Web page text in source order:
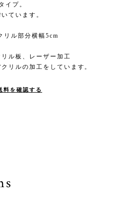
イプ。
ています。
リル部分横幅5cm
ル板、レーザー加工
リルの加工をしています。
料を確認する